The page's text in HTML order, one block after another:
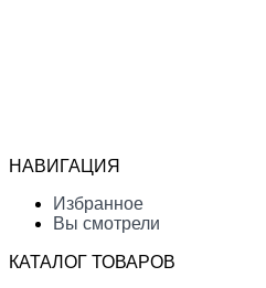
Летняя обувь
Пляжная обувь
Резиновая обувь
Спортивная обувь
Домашняя обувь
Туфли распродажа
НАВИГАЦИЯ
Избранное
Вы смотрели
КАТАЛОГ ТОВАРОВ